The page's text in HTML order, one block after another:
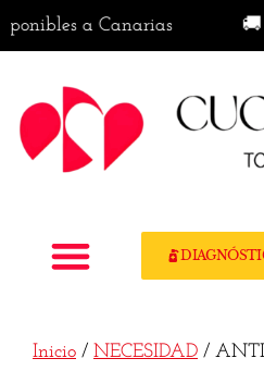
a Canarias 🚚
Inicio / NECESIDAD /